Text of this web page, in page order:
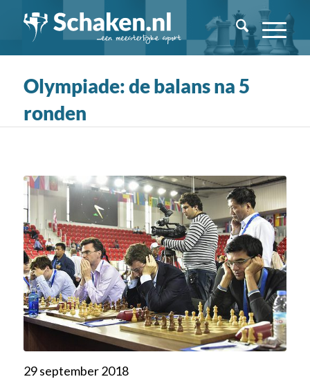
Olympiade: de balans na 5
ronden
29 september 2018